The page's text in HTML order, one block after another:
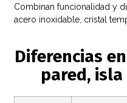
Combinan funcionalidad y
acero inoxidable, cristal
Diferencias
pared,